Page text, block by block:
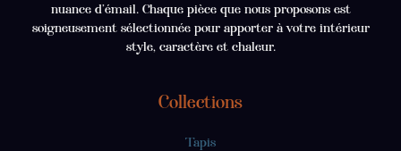
nuance d’émail. Chaque pièce que nous proposons est
soigneusement sélectionnée pour apporter à votre intérieur
style, caractère et chaleur.
Collections
Tapis